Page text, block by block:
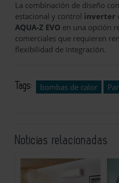
La combinación de diseño
estacional y control inverter
AQUA-Z EVO en una opción
comerciales que requieren
flexibilidad de integración.
Tags: bombas de calor
Noticias relacionadas